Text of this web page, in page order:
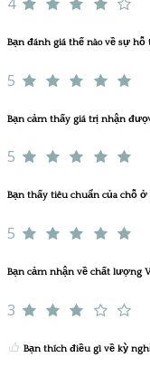
Bạn đánh giá thế nào về sự hỗ
5
Bạn cảm thấy giá trị nhận
5
Bạn thấy tiêu chuẩn của chỗ ở
5
Bạn cảm nhận về chất lượng
3
Bạn thích điều gì về kỳ